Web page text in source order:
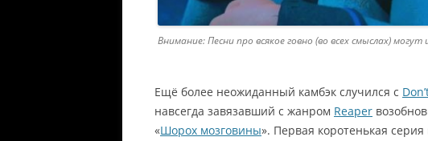
Внимание: Песни про всякое говно (во всех смыслах)
Ещё более неожиданный камбэк случился с
навсегда завязавший с жанром Reaper
«Шорох мозговины». Первая коротенькая